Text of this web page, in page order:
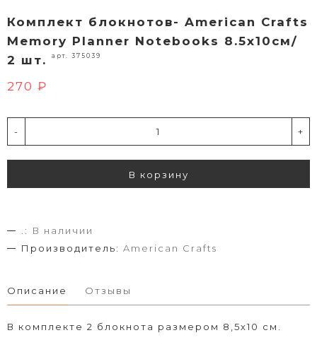
Комплект блокнотов- American Crafts
Memory Planner Notebooks 8.5х10см/
2 шт.
арт. 375039
270 ₽
- +
В корзину
.:
В наличии
Производитель: American Crafts
Описание Отзывы
В комплекте 2 блокнота размером 8,5х10 см.